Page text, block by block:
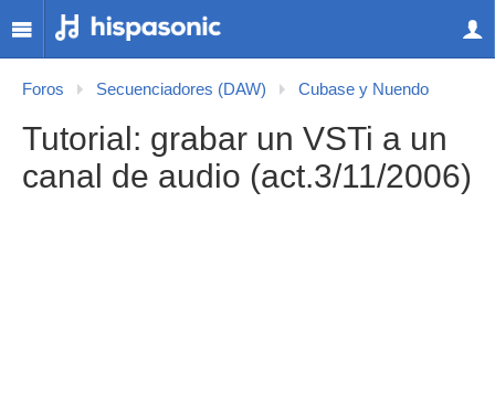
Foros Secuenciadores (DAW) Cubase y Nuendo
Tutorial: grabar un VSTi a un
canal de audio (act.3/11/2006)